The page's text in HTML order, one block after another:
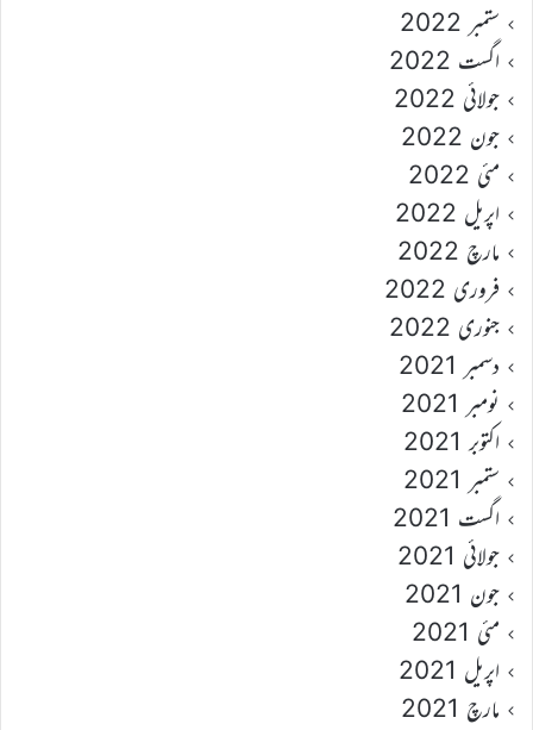
ستمبر 2022
اگست 2022
جولائی 2022
جون 2022
مئی 2022
اپریل 2022
مارچ 2022
فروری 2022
جنوری 2022
دسمبر 2021
نومبر 2021
اکتوبر 2021
ستمبر 2021
اگست 2021
جولائی 2021
جون 2021
مئی 2021
اپریل 2021
مارچ 2021